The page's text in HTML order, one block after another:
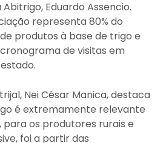
Eduardo Assencio.
representa 80% do
produtos à base de trigo e
de visitas em
Nei César Manica, destaca
é extremamente relevante
os produtores rurais e
foi a partir das